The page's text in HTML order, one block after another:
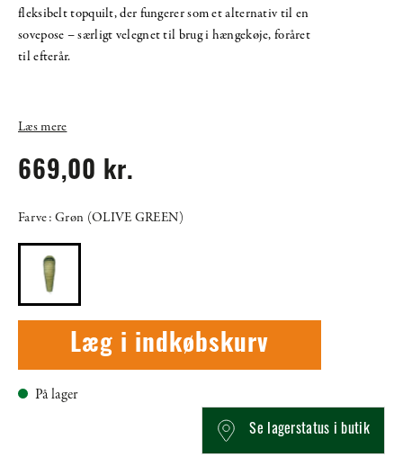
fleksibelt topquilt, der fungerer som et alternativ til en
sovepose – særligt velegnet til brug i hængekøje, foråret
til efterår.
Læs mere
669,00 kr.
Farve: Grøn (OLIVE GREEN)
Læg i indkøbskurv
På lager
Se lagerstatus i butik